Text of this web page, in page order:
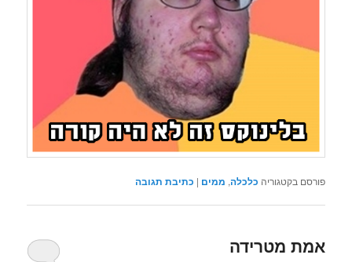
פורסם בקטגוריה כלכלה, ממים | כתיבת תגובה
אמת מטרידה